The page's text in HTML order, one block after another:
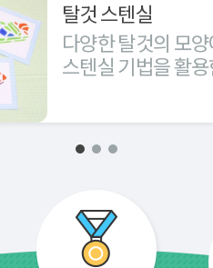
탈것 스텐실
다양한 탈것의 모
스텐실 기법을 활